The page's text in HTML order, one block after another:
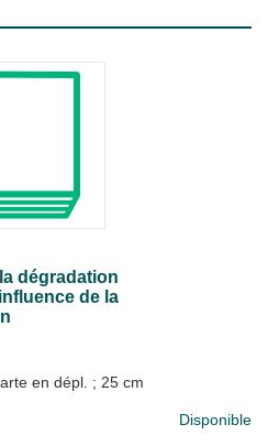
dégradation
de la
en dépl. ; 25 cm
Disponible